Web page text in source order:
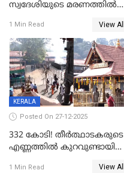
സ്വദേശിയുടെ മരണത്തിൽ
കേസ്; തർക്കമുണ്ടായത്
ഫേഷ്യലിന് 300 രൂപ
ആവശ്യപ്പെട്ടതിനെച്ചൊല്ലി
1 Min Read View All
KERALA
Posted On 27-12-2025
332 കോടി! തീർത്ഥാടകരുടെ
എണ്ണത്തിൽ കുറവുണ്ടായിട്ടും
1 Min Read View All